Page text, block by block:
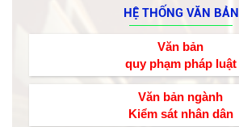
HỆ THỐNG VĂN BẢN
Văn bản
quy phạm pháp luật
Văn bản ngành
Kiểm sát nhân dân